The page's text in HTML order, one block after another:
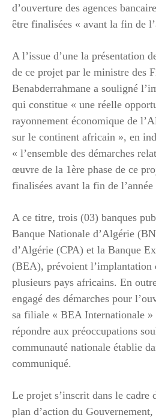
d’ouverture des agences
être finalisées « avant la fin de
A l’issue d’une la présentation
de ce projet par le ministre des
Benabderrahmane a souligné
qui constitue « une réelle
rayonnement économique de
sur le continent africain », en
« l’ensemble des démarches
œuvre de la 1ère phase de ce
finalisées avant la fin de l’année
A ce titre, trois (03) banques
Banque Nationale d’Algérie
d’Algérie (CPA) et la Banque
(BEA), prévoient l’implantation
plusieurs pays africains. En
engagé des démarches pour
sa filiale « BEA Internationale »
répondre aux préoccupations
communauté nationale établie
communiqué.
Le projet s’inscrit dans le cadre
plan d’action du